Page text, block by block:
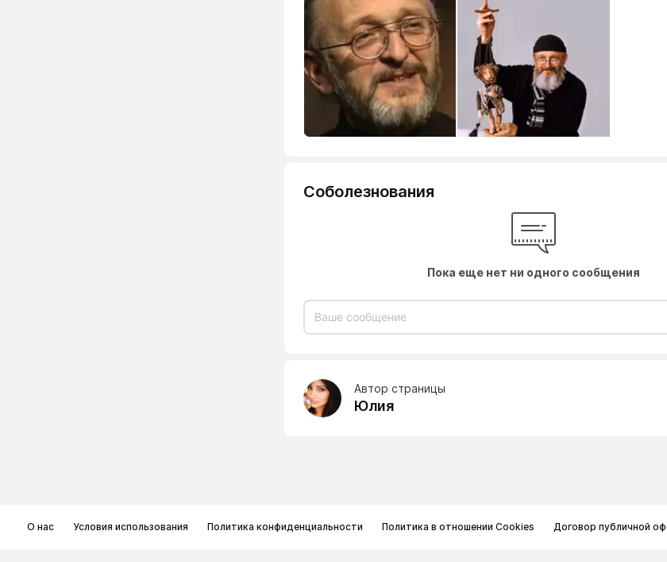
Соболезнования
Пока еще нет ни одного сообщения
Автор страницы
Юлия
О нас Условия использования Политика конфиденциальности Политика в отношении Cookies Договор публичной